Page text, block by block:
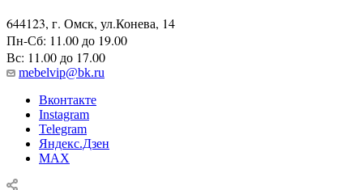
644123, г. Омск, ул.Конева, 14
Пн-Сб: 11.00 до 19.00
Вс: 11.00 до 17.00
mebelvip@bk.ru
Вконтакте
Instagram
Telegram
Яндекс.Дзен
MAX